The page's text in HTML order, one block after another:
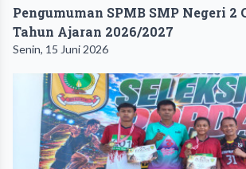
Pengumuman SPMB SMP Negeri 2
Tahun Ajaran 2026/2027
Senin, 15 Juni 2026